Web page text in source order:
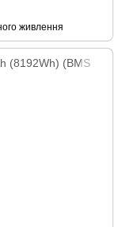
живлення